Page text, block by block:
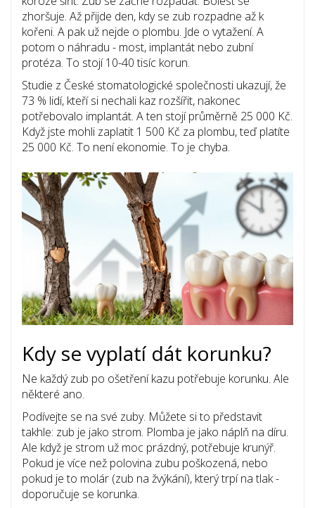
zhoršuje. Až přijde den, kdy se zub rozpadne až k
kořeni. A pak už nejde o plombu. Jde o vytažení. A
potom o náhradu - most, implantát nebo zubní
protéza. To stojí 10-40 tisíc korun.
Studie z České stomatologické společnosti ukazují, že
73 % lidí, kteří si nechali kaz rozšířit, nakonec
potřebovalo implantát. A ten stojí průměrně 25 000 Kč.
Když jste mohli zaplatit 1 500 Kč za plombu, teď platíte
25 000 Kč. To není ekonomie. To je chyba.
Kdy se vyplatí dát korunku?
Ne každý zub po ošetření kazu potřebuje korunku. Ale
některé ano.
Podívejte se na své zuby. Můžete si to představit
takhle: zub je jako strom. Plomba je jako náplň na díru.
Ale když je strom už moc prázdný, potřebuje krunýř.
Pokud je více než polovina zubu poškozená, nebo
pokud je to molár (zub na žvýkání), který trpí na tlak -
doporučuje se korunka.